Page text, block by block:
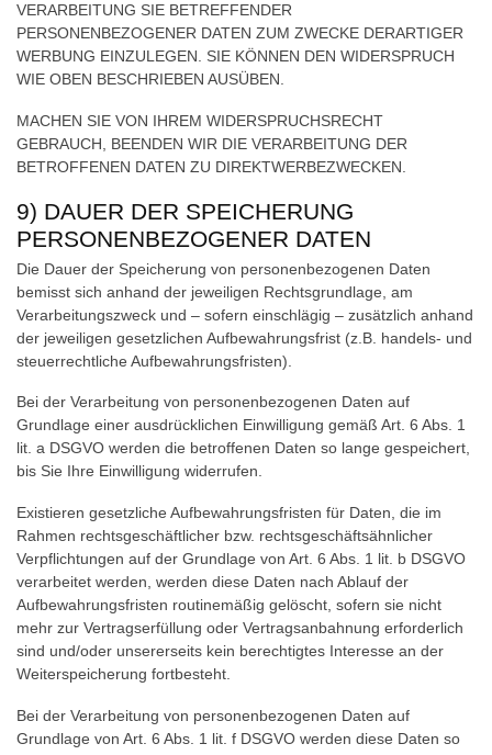
VERARBEITUNG SIE BETREFFENDER
PERSONENBEZOGENER DATEN ZUM ZWECKE DERARTIGER
WERBUNG EINZULEGEN. SIE KÖNNEN DEN WIDERSPRUCH
WIE OBEN BESCHRIEBEN AUSÜBEN.
MACHEN SIE VON IHREM WIDERSPRUCHSRECHT
GEBRAUCH, BEENDEN WIR DIE VERARBEITUNG DER
BETROFFENEN DATEN ZU DIREKTWERBEZWECKEN.
9) DAUER DER SPEICHERUNG
PERSONENBEZOGENER DATEN
Die Dauer der Speicherung von personenbezogenen Daten
bemisst sich anhand der jeweiligen Rechtsgrundlage, am
Verarbeitungszweck und – sofern einschlägig – zusätzlich anhand
der jeweiligen gesetzlichen Aufbewahrungsfrist (z.B. handels- und
steuerrechtliche Aufbewahrungsfristen).
Bei der Verarbeitung von personenbezogenen Daten auf
Grundlage einer ausdrücklichen Einwilligung gemäß Art. 6 Abs. 1
lit. a DSGVO werden die betroffenen Daten so lange gespeichert,
bis Sie Ihre Einwilligung widerrufen.
Existieren gesetzliche Aufbewahrungsfristen für Daten, die im
Rahmen rechtsgeschäftlicher bzw. rechtsgeschäftsähnlicher
Verpflichtungen auf der Grundlage von Art. 6 Abs. 1 lit. b DSGVO
verarbeitet werden, werden diese Daten nach Ablauf der
Aufbewahrungsfristen routinemäßig gelöscht, sofern sie nicht
mehr zur Vertragserfüllung oder Vertragsanbahnung erforderlich
sind und/oder unsererseits kein berechtigtes Interesse an der
Weiterspeicherung fortbesteht.
Bei der Verarbeitung von personenbezogenen Daten auf
Grundlage von Art. 6 Abs. 1 lit. f DSGVO werden diese Daten so